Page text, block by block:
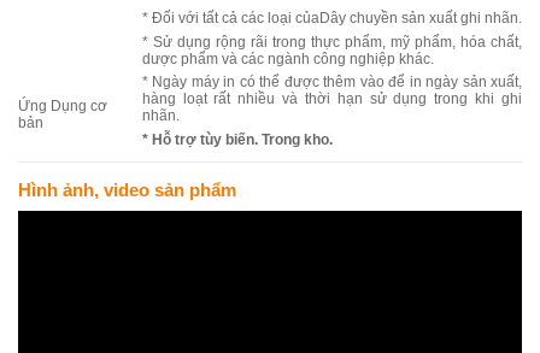
Ứng Dụng cơ
bản
* Đối với tất cả các loại củaDây chuyền sản xuất ghi nhãn.
* Sử dụng rộng rãi trong thực phẩm, mỹ phẩm, hóa chất,
dược phẩm và các ngành công nghiệp khác.
* Ngày máy in có thể được thêm vào để in ngày sản xuất,
hàng loạt rất nhiều và thời hạn sử dụng trong khi ghi
nhãn.
* Hỗ trợ tùy biến. Trong kho.
Hình ảnh, video sản phẩm